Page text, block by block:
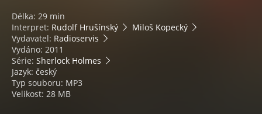
Délka: 29 min
Interpret: Rudolf Hrušínský
Miloš Kopecký
Vydavatel: Radioservis
Vydáno: 2011
Série: Sherlock Holmes
Jazyk: český
Typ souboru: MP3
Velikost: 28 MB